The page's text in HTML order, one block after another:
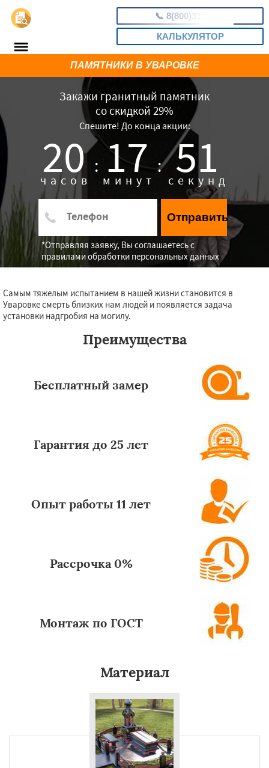
📞 8(800)3197815
КАЛЬКУЛЯТОР
Закажи гранитный памятник
со скидкой 29%
Спешите! До конца акции:
20 :
часов 17 :
минут 49
секунд
Отправить
*Отправляя заявку, Вы соглашаетесь с
правилами обработки персональных данных
ПАМЯТНИКИ В УВАРОВКЕ
Самым тяжелым испытанием в нашей жизни становится в
Уваровке смерть близких нам людей и появляется задача
установки надгробия на могилу.
Преимущества
Бесплатный замер
Гарантия до 25 лет
Опыт работы 11 лет
Рассрочка 0%
Монтаж по ГОСТ
Материал